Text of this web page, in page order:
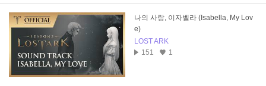
나의 사랑, 이자벨라 (Isabella, My Lov
e)
LOST ARK
151
1